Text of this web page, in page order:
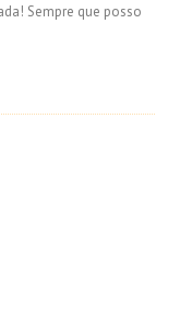
Sempre que posso